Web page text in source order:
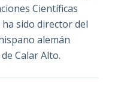
Científicas
ha sido director del
alemán
Calar Alto.